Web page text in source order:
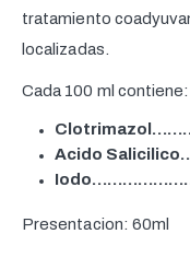
tratamiento
localizadas.
Cada 100 ml contiene:
Acido
Presentacion: 60ml